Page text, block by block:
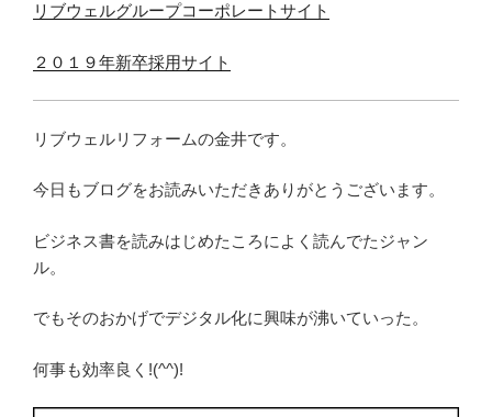
リブウェルグループコーポレートサイト
２０１９年新卒採用サイト
リブウェルリフォームの金井です。
今日もブログをお読みいただきありがとうございます。
ビジネス書を読みはじめたころによく読んでたジャン
ル。
でもそのおかげでデジタル化に興味が沸いていった。
何事も効率良く!(^^)!